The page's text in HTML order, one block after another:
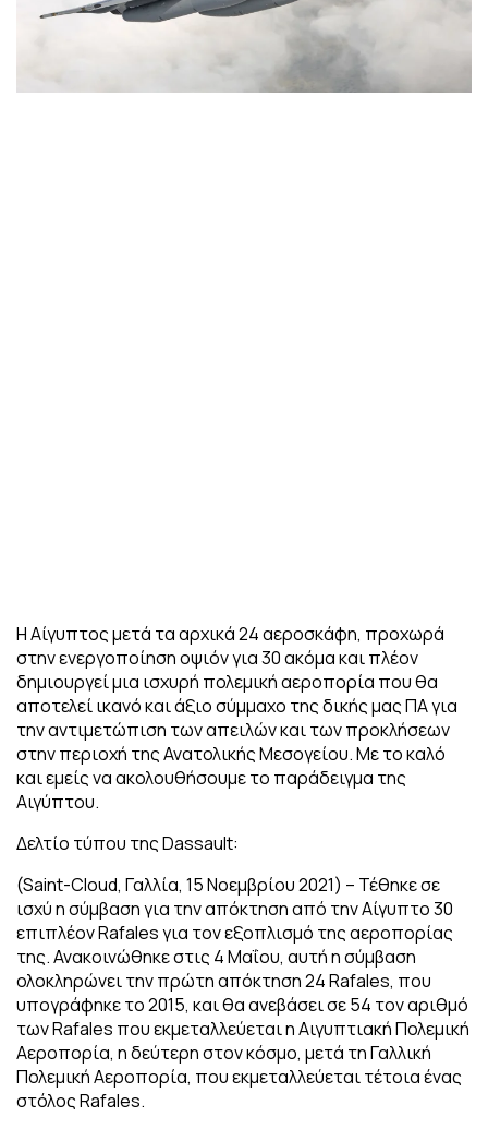
Η Αίγυπτος μετά τα αρχικά 24 αεροσκάφη, προχωρά
στην ενεργοποίηση οψιόν για 30 ακόμα και πλέον
δημιουργεί μια ισχυρή πολεμική αεροπορία που θα
αποτελεί ικανό και άξιο σύμμαχο της δικής μας ΠΑ για
την αντιμετώπιση των απειλών και των προκλήσεων
στην περιοχή της Ανατολικής Μεσογείου. Με το καλό
και εμείς να ακολουθήσουμε το παράδειγμα της
Αιγύπτου.
Δελτίο τύπου της Dassault:
(Saint-Cloud, Γαλλία, 15 Νοεμβρίου 2021) – Τέθηκε σε
ισχύ η σύμβαση για την απόκτηση από την Αίγυπτο 30
επιπλέον Rafales για τον εξοπλισμό της αεροπορίας
της. Ανακοινώθηκε στις 4 Μαΐου, αυτή η σύμβαση
ολοκληρώνει την πρώτη απόκτηση 24 Rafales, που
υπογράφηκε το 2015, και θα ανεβάσει σε 54 τον αριθμό
των Rafales που εκμεταλλεύεται η Αιγυπτιακή Πολεμική
Αεροπορία, η δεύτερη στον κόσμο, μετά τη Γαλλική
Πολεμική Αεροπορία, που εκμεταλλεύεται τέτοια ένας
στόλος Rafales.